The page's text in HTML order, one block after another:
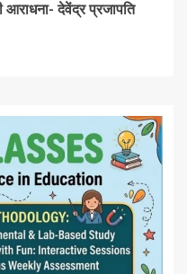
आराधना- देवेंद्र प्रजापति